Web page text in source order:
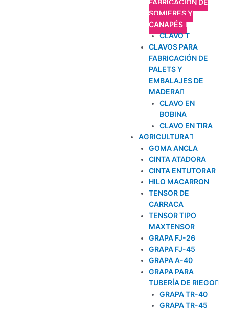
SOMIERES Y
CANAPÉS
CLAVO T
CLAVOS PARA
FABRICACIÓN DE
PALETS Y
EMBALAJES DE
MADERA
CLAVO EN
BOBINA
CLAVO EN TIRA
AGRICULTURA
GOMA ANCLA
CINTA ATADORA
CINTA ENTUTORAR
HILO MACARRON
TENSOR DE
CARRACA
TENSOR TIPO
MAXTENSOR
GRAPA FJ-26
GRAPA FJ-45
GRAPA A-40
GRAPA PARA
TUBERÍA DE RIEGO
GRAPA TR-40
GRAPA TR-45